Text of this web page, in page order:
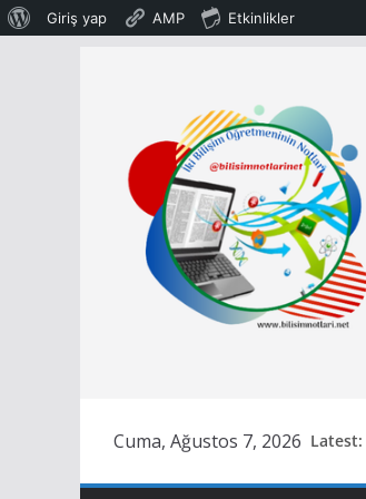
WordPress
Giriş yap AMP Etkinlikler
Cuma, Ağustos 7, 2026 Latest: